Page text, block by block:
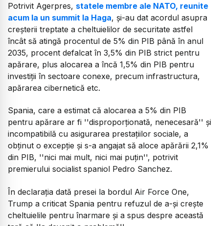
Potrivit Agerpres, statele membre ale NATO, reunite
acum la un summit la Haga, și-au dat acordul asupra
creșterii treptate a cheltuielilor de securitate astfel
încât să atingă procentul de 5% din PIB până în anul
2035, procent defalcat în 3,5% din PIB strict pentru
apărare, plus alocarea a încă 1,5% din PIB pentru
investiții în sectoare conexe, precum infrastructura,
apărarea cibernetică etc.
Spania, care a estimat că alocarea a 5% din PIB
pentru apărare ar fi ''disproporționată, nenecesară'' și
incompatibilă cu asigurarea prestațiilor sociale, a
obținut o excepție și s-a angajat să aloce apărării 2,1%
din PIB, ''nici mai mult, nici mai puțin'', potrivit
premierului socialist spaniol Pedro Sanchez.
În declarația dată presei la bordul Air Force One,
Trump a criticat Spania pentru refuzul de a-și crește
cheltuielile pentru înarmare și a spus despre această